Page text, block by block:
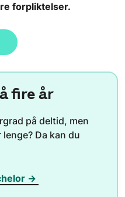
forpliktelser.
fire år
på deltid, men
Da kan du
→